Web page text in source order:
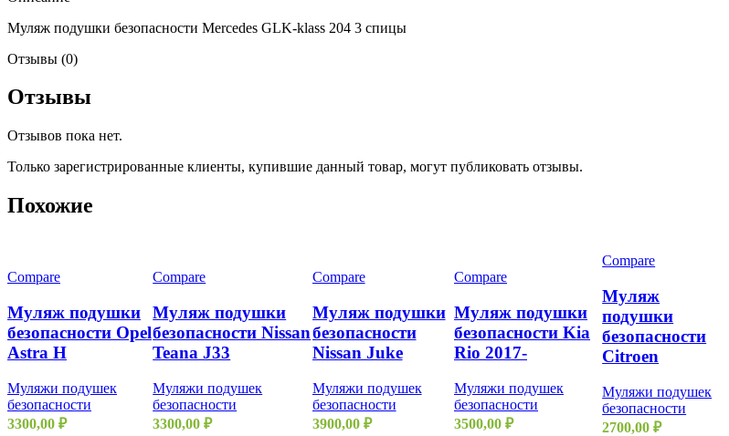
Муляж подушки безопасности Mercedes GLK-klass 204 3 спицы
Отзывы (0)
Отзывы
Отзывов пока нет.
Только зарегистрированные клиенты, купившие данный товар, могут публиковать отзывы.
Похожие
Compare
Муляж подушки
безопасности Opel
Astra H
Муляжи подушек
безопасности
3300,00 ₽
Compare
Муляж подушки
безопасности Nissan
Teana J33
Муляжи подушек
безопасности
3300,00₽
Compare
Муляж подушки
безопасности
Nissan Juke
Муляжи подушек
безопасности
3900,00 ₽
Compare
Муляж подушки
безопасности Kia
Rio 2017-
Муляжи подушек
безопасности
3500,00 ₽
Compare
Муляж
подушки
безопасности
Citroen
Муляжи подушек
безопасности
2700,00₽